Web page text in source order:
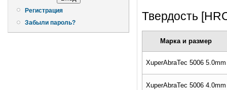
Регистрация
Забыли пароль?
Твердость
Марка и размер
XuperAbraTec 5006 5.0mm
XuperAbraTec 5006 4.0mm